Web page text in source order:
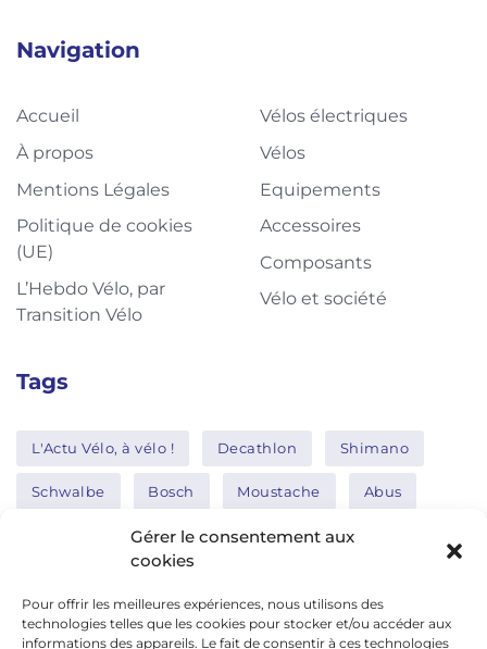
Gérer le consentement aux
cookies
Pour offrir les meilleures expériences, nous utilisons des
technologies telles que les cookies pour stocker et/ou accéder aux
informations des appareils. Le fait de consentir à ces technologies
Navigation
Accueil
À propos
Mentions Légales
Politique de cookies
(UE)
L’Hebdo Vélo, par
Transition Vélo
Vélos électriques
Vélos
Equipements
Accessoires
Composants
Vélo et société
Tags
L'Actu Vélo, à vélo ! Decathlon Shimano
Schwalbe Bosch Moustache Abus
Thule Nakamura
Réseaux sociaux